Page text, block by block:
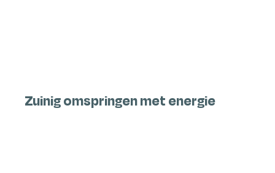
Zuinig omspringen met energie